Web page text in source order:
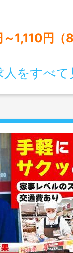
の他の時間帯） 時給 夜間店長：1,050円 ※パート（週の所定労働日数5日、希望公休3日以内）の
人をすべて